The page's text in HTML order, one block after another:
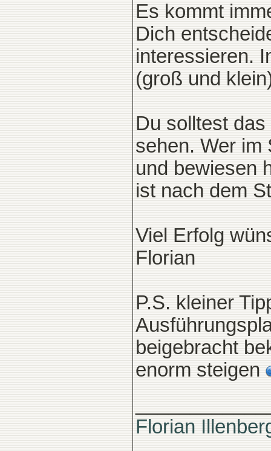
Es kommt
Dich
interessieren.
(groß und
Du solltest
sehen. Wer im
und bewiesen
ist nach dem
Viel Erfolg
Florian
P.S. kleiner
beigebracht
enorm steigen
Florian